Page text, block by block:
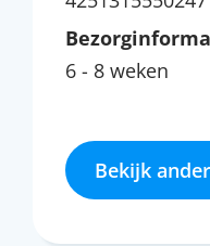
6 - 8 weken
Bekijk